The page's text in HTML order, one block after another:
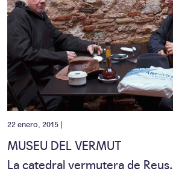
22 enero, 2015 |
MUSEU DEL VERMUT
La catedral vermutera de Reus.